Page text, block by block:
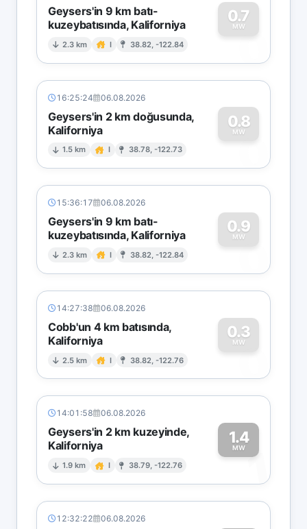
Geysers'in 9 km batı-
kuzeybatısında, Kaliforniya
2.3 km I 38.82, -122.84
0.7
MW
0
16:25:24 06.08.2026
Geysers'in 2 km doğusunda,
Kaliforniya
1.5 km I 38.78, -122.73
0.8
MW
0
15:36:17 06.08.2026
Geysers'in 9 km batı-
kuzeybatısında, Kaliforniya
2.3 km I 38.82, -122.84
0.9
MW
0
14:27:38 06.08.2026
Cobb'un 4 km batısında,
Kaliforniya
2.5 km I 38.82, -122.76
0.3
MW
0
14:01:58 06.08.2026
Geysers'in 2 km kuzeyinde,
Kaliforniya
1.9 km I 38.79, -122.76
1.4
MW1
12:32:22 06.08.2026